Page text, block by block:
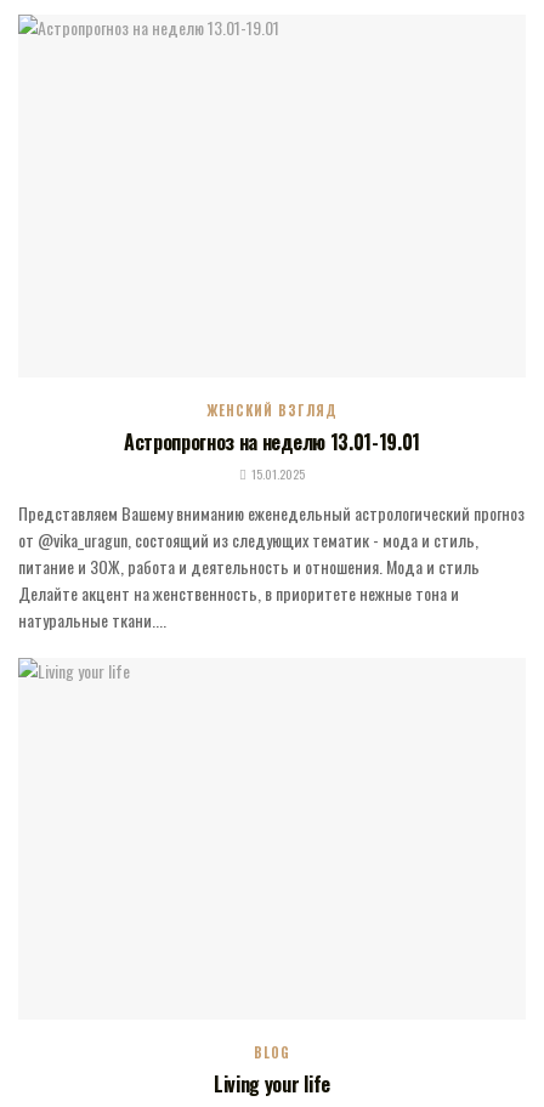
ЖЕНСКИЙ ВЗГЛЯД
Астропрогноз на неделю 13.01-19.01
15.01.2025
Представляем Вашему вниманию еженедельный астрологический прогноз
от @vika_uragun, состоящий из следующих тематик - мода и стиль,
питание и ЗОЖ, работа и деятельность и отношения. Мода и стиль
Делайте акцент на женственность, в приоритете нежные тона и
натуральные ткани....
BLOG
Living your life